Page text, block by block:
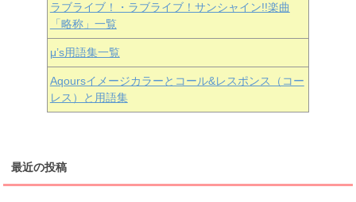
ラブライブ！・ラブライブ！サンシャイン!!楽曲
「略称」一覧
μ’s用語集一覧
Aqoursイメージカラーとコール&レスポンス（コー
レス）と用語集
最近の投稿